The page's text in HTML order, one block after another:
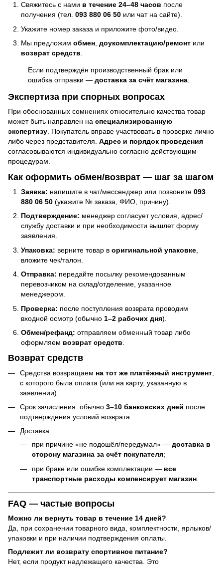
Свяжитесь с нами в течение 24–48 часов после
получения (тел. 093 880 06 50 или чат на сайте).
Укажите номер заказа и приложите фото/видео.
Мы предложим обмен доукомплектацию/ремонт или
возврат средств
Если подтверждён производственный брак или
ошибка отправки — доставка за счёт магазина
Экспертиза при спорных вопросах
При обоснованных сомнениях относительно качества товар
может быть направлен на специализированную
экспертизу. Покупатель вправе участвовать в проверке лично
либо через представителя. Адрес и порядок проведения
согласовываются индивидуально согласно действующим
процедурам.
Как оформить обмен/возврат — шаг за шагом
Заявка: напишите в чат/мессенджер или позвоните 093
880 06 50 (укажите № заказа, ФИО, причину).
Подтверждение: менеджер согласует условия, адрес/
службу доставки и при необходимости вышлет форму
заявления.
Упаковка: верните товар в оригинальной упаковке
вложите чек/талон.
Отправка: передайте посылку рекомендованным
перевозчиком на склад/отделение, указанное
менеджером.
Проверка: после поступления возврата проводим
входной осмотр (обычно 1–2 рабочих дня).
Обмен/рефанд: отправляем обменный товар либо
оформляем возврат средств
Возврат средств
Средства возвращаем на тот же платёжный инструмент
с которого была оплата (или на карту, указанную в
заявлении).
Срок зачисления: обычно 3–10 банковских дней после
подтверждения условий возврата.
Доставка:
при причине «не подошёл/передумал» — доставка в
сторону магазина за счёт покупателя;
при браке или ошибке комплектации — все
транспортные расходы компенсирует магазин
FAQ — частые вопросы
Можно ли вернуть товар в течение 14 дней?
Да, при сохранении товарного вида, комплектности, ярлыков/
упаковки и при наличии подтверждения оплаты.
Подлежит ли возврату спортивное питание?
Нет, если продукт надлежащего качества. Это